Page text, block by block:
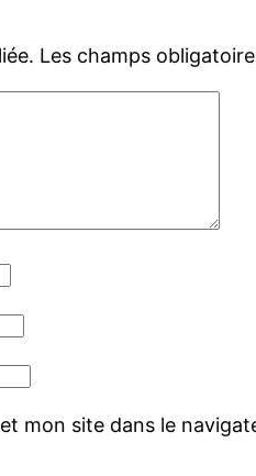
Les champs
mon site dans le